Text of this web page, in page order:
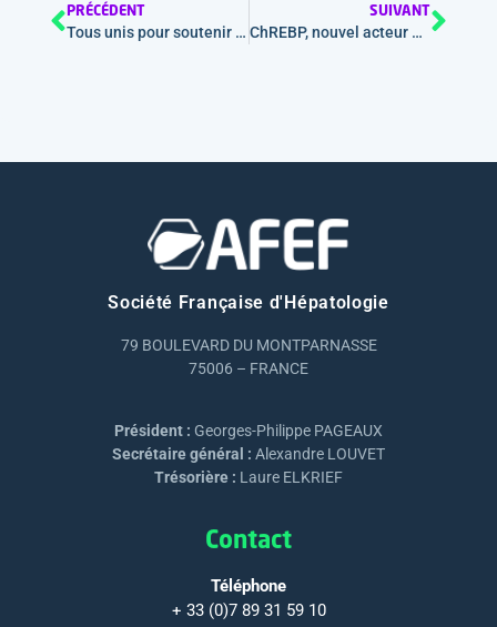
PRÉCÉDENT
Tous unis pour soutenir le « Défi de Janvier »
SUIVANT
ChREBP, nouvel acteur de la carcinogenèse hépatique
Société Française d'Hépatologie
79 BOULEVARD DU MONTPARNASSE
75006 – FRANCE
Président : Georges-Philippe PAGEAUX
Secrétaire général : Alexandre LOUVET
Trésorière : Laure ELKRIEF
Contact
Téléphone
+ 33 (0)7 89 31 59 10